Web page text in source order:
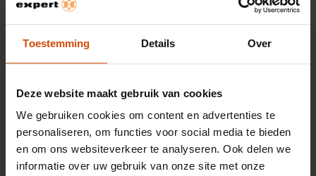
Toestemming Details Over
Deze website maakt gebruik van cookies
We gebruiken cookies om content en advertenties te
personaliseren, om functies voor social media te bieden
en om ons websiteverkeer te analyseren. Ook delen we
informatie over uw gebruik van onze site met onze
Samsung FHD 27F6000F (2025)
PurColor-technologie
Tizen Smart Hub
269,-